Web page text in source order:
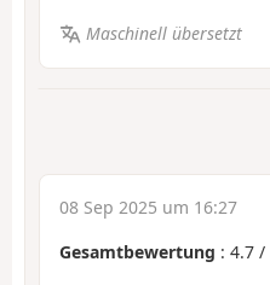
Maschinell übersetzt
08 Sep 2025 um 16:27
Gesamtbewertung : 4.7 /